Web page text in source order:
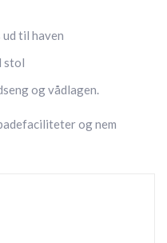
ud til haven
stol
og vådlagen.
og nem